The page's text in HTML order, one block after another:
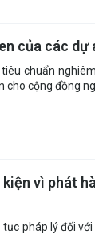
của các dự
chuẩn
cho cộng đồng
kiện vì phát
pháp lý đối